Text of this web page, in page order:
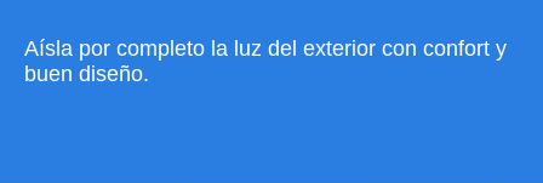
Aísla por completo la luz del exterior con confort y
buen diseño.